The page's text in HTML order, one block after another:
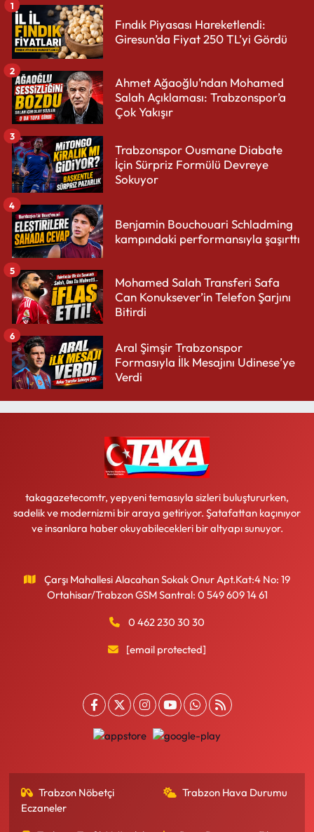
Fındık Piyasası Hareketlendi:
Giresun’da Fiyat 250 TL’yi Gördü
1
Ahmet Ağaoğlu’ndan Mohamed
Salah Açıklaması: Trabzonspor’a
Çok Yakışır
2
Trabzonspor Ousmane Diabate
İçin Sürpriz Formülü Devreye
Sokuyor
3
Benjamin Bouchouari Schladming
kampındaki performansıyla şaşırttı
4
Mohamed Salah Transferi Safa
Can Konuksever’in Telefon Şarjını
Bitirdi
5
Aral Şimşir Trabzonspor
Formasıyla İlk Mesajını Udinese’ye
Verdi
6
takagazetecomtr, yepyeni temasıyla sizleri buluştururken,
sadelik ve modernizmi bir araya getiriyor. Şatafattan kaçınıyor
ve insanlara haber okuyabilecekleri bir altyapı sunuyor.
Çarşı Mahallesi Alacahan Sokak Onur Apt.Kat:4 No: 19
Ortahisar/Trabzon GSM Santral: 0 549 609 14 61
0 462 230 30 30
[email protected]
Trabzon Nöbetçi
Eczaneler
Trabzon Hava Durumu